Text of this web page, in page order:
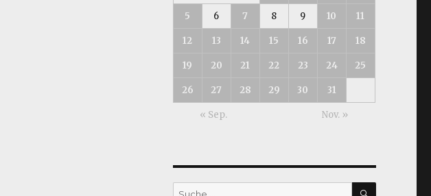
5 6 7 8 9 10 11
12 13 14 15 16 17 18
19 20 21 22 23 24 25
26 27 28 29 30 31
« Sep. Nov. »
Suche
SUCHEN